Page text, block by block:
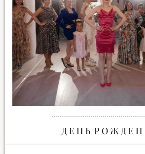
Д Е Н Ь Р О Ж Д Е Н